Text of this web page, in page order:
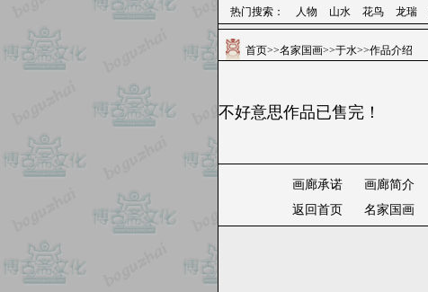
热门搜索： 人物 山水 花鸟 龙瑞
首页>>名家国画>>于水>>作品介绍
不好意思作品已售完！
画廊承诺 画廊简介
返回首页
名家国画